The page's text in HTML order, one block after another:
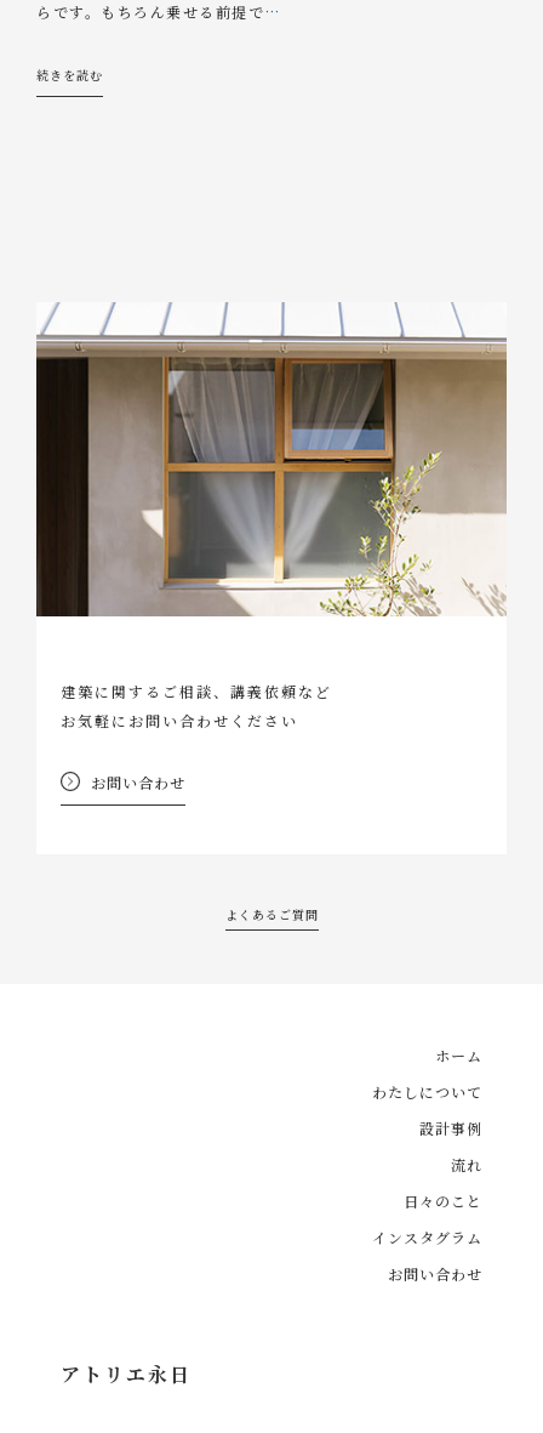
らです。もちろん乗せる前提で…
続きを読む
建築に関するご相談、講義依頼など
お気軽にお問い合わせください
お問い合わせ
よくあるご質問
アトリエ永日
ホーム
わたしについて
設計事例
流れ
日々のこと
インスタグラム
お問い合わせ